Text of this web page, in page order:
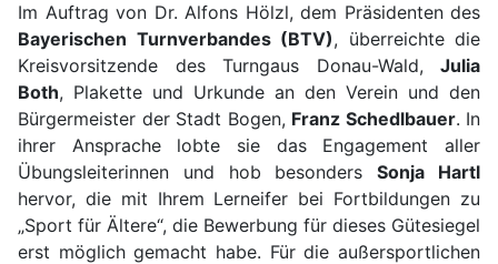
Im Auftrag von Dr. Alfons Hölzl, dem Präsidenten des
Bayerischen Turnverbandes (BTV), überreichte die
Kreisvorsitzende des Turngaus Donau-Wald, Julia
Both, Plakette und Urkunde an den Verein und den
Bürgermeister der Stadt Bogen, Franz Schedlbauer. In
ihrer Ansprache lobte sie das Engagement aller
Übungsleiterinnen und hob besondersSonja Hartl
hervor, die mit Ihrem Lerneifer bei Fortbildungen zu
„Sport für Ältere“, die Bewerbung für dieses Gütesiegel
erst möglich gemacht habe. Für die außersportlichen